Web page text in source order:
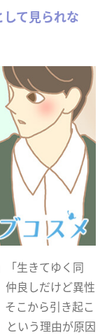
て見られな
「生きてゆく同
仲良しだけど異性
そこから引き起こ
という理由が原因